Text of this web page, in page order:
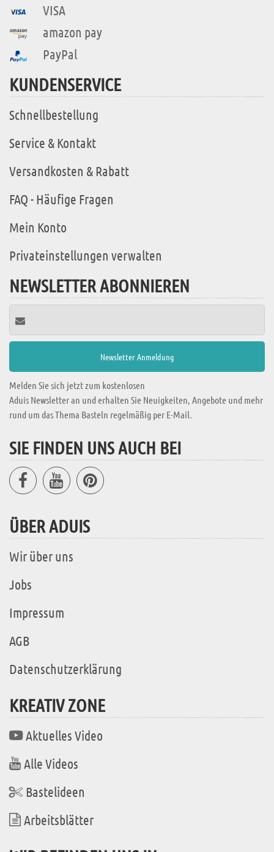
VISA
amazon pay
PayPal
KUNDENSERVICE
Schnellbestellung
Service & Kontakt
Versandkosten & Rabatt
FAQ - Häufige Fragen
Mein Konto
Privateinstellungen verwalten
NEWSLETTER ABONNIEREN
Melden Sie sich jetzt zum kostenlosen
Aduis Newsletter an und erhalten Sie Neuigkeiten, Angebote und mehr
rund um das Thema Basteln regelmäßig per E-Mail.
SIE FINDEN UNS AUCH BEI
ÜBER ADUIS
Wir über uns
Jobs
Impressum
AGB
Datenschutzerklärung
KREATIV ZONE
Aktuelles Video
Alle Videos
Bastelideen
Arbeitsblätter